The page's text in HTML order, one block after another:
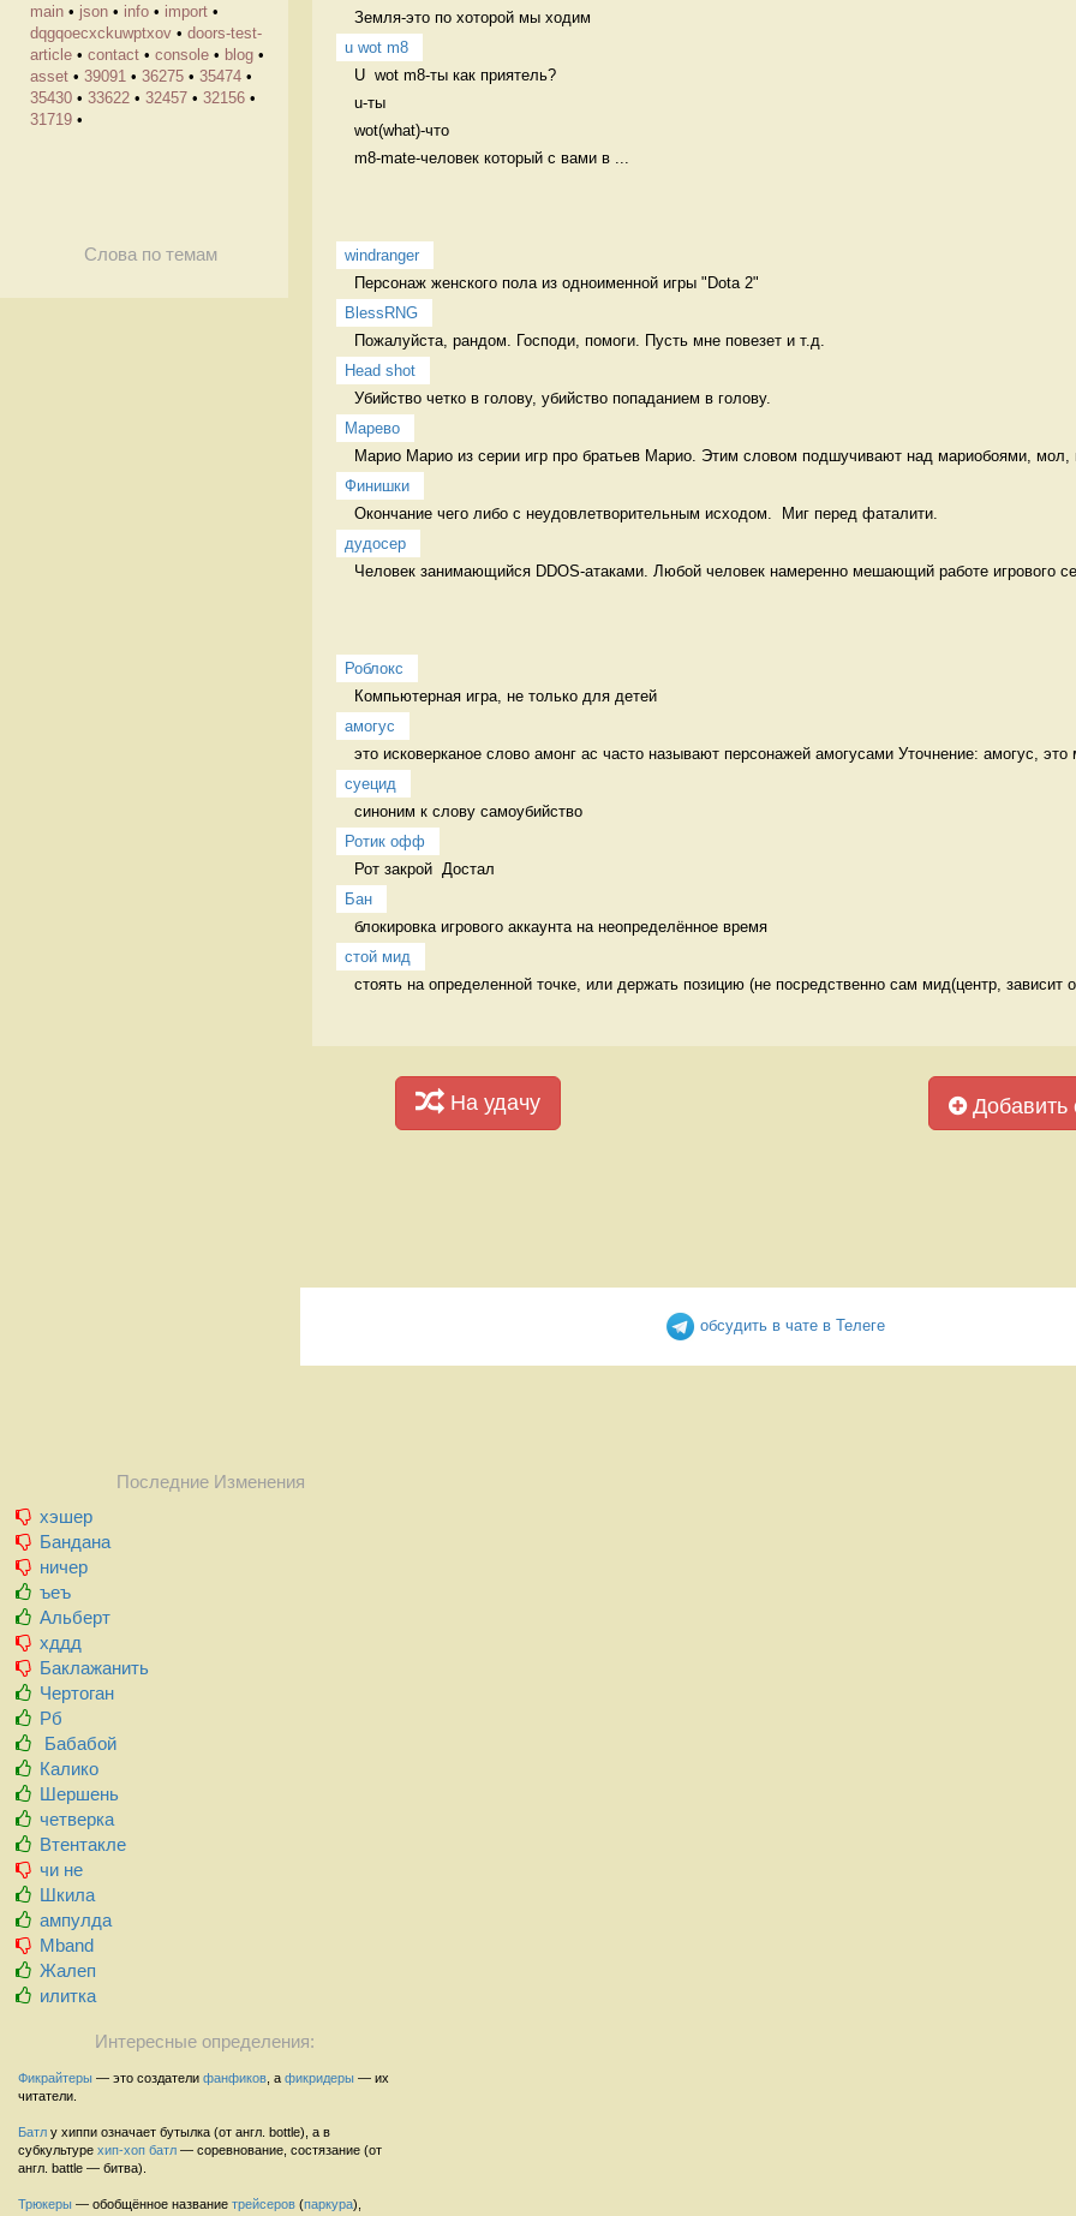
main • json • info • import •
dqgqoecxckuwptxov • doors-test-
article • contact • console • blog •
asset • 39091 • 36275 • 35474 •
35430 • 33622 • 32457 • 32156 •
31719 •
Слова по темам
Земля-это по хоторой мы ходим
u wot m8
U  wot m8-ты как приятель?
u-ты
wot(what)-что
m8-mate-человек который с вами в ...
windranger
Персонаж женского пола из одноименной игры "Dota 2"
BlessRNG
Пожалуйста, рандом. Господи, помоги. Пусть мне повезет и т.д.
Head shot
Убийство четко в голову, убийство попаданием в голову.
Марево
Марио Марио из серии игр про братьев Марио. Этим словом подшучивают над мариобоями, мол,
Финишки
Окончание чего либо с неудовлетворительным исходом.  Миг перед фаталити.
дудосер
Человек занимающийся DDOS-атаками. Любой человек намеренно мешающий работе игрового
Роблокс
Компьютерная игра, не только для детей
амогус
это исковерканое слово амонг ас часто называют персонажей амогусами Уточнение: амогус, это
суецид
синоним к слову самоубийство
Ротик офф
Рот закрой  Достал
Бан
блокировка игрового аккаунта на неопределённое время
стой мид
стоять на определенной точке, или держать позицию (не посредственно сам мид(центр, зависит
На удачу Добавить
обсудить в чате в Телеге
Последние Изменения
хэшер
Бандана
ничер
ъеъ
Альберт
хддд
Баклажанить
Чертоган
Рб
Бабабой
Калико
Шершень
четверка
Втентакле
чи не
Шкила
ампулда
Mband
Жалеп
илитка
Интересные определения:
Фикрайтеры — это создатели фанфиков , а фикридеры — их
читатели.
Батл у хиппи означает бутылка (от англ. bottle), а в
субкультуре хип-хоп батл — соревнование, состязание (от
англ. battle — битва).
Трюкеры — обобщённое название трейсеров (паркура),